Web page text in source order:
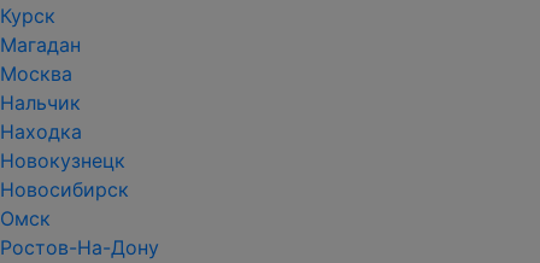
Курск
Магадан
Москва
Нальчик
Находка
Новокузнецк
Новосибирск
Омск
Ростов-На-Дону